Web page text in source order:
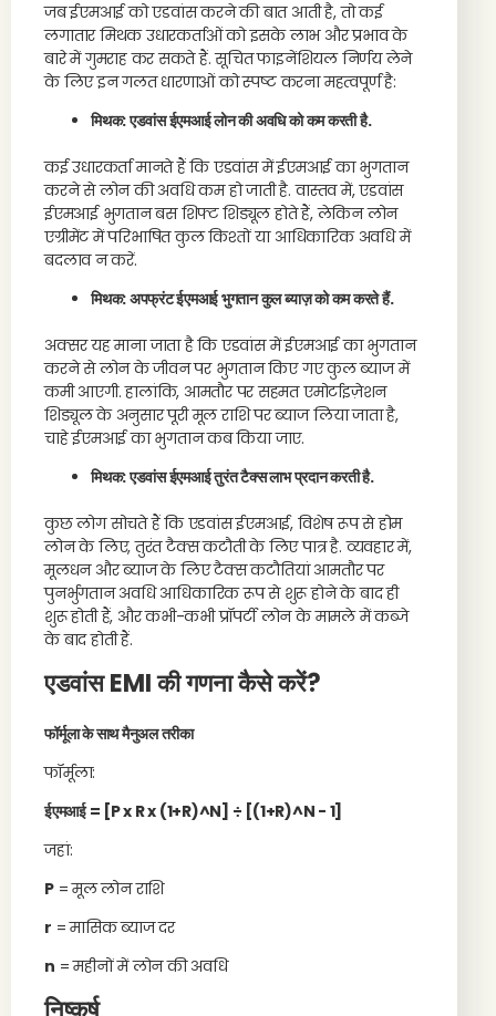
जब ईएमआई को एडवांस करने की बात आती है, तो कई
लगातार मिथक उधारकर्ताओं को इसके लाभ और प्रभाव के
बारे में गुमराह कर सकते हैं. सूचित फाइनेंशियल निर्णय लेने
के लिए इन गलत धारणाओं को स्पष्ट करना महत्वपूर्ण है:
मिथक: एडवांस ईएमआई लोन की अवधि को कम करती है.
कई उधारकर्ता मानते हैं कि एडवांस में ईएमआई का भुगतान
करने से लोन की अवधि कम हो जाती है. वास्तव में, एडवांस
ईएमआई भुगतान बस शिफ्ट शिड्यूल होते हैं, लेकिन लोन
एग्रीमेंट में परिभाषित कुल किश्तों या आधिकारिक अवधि में
बदलाव न करें.
मिथक: अपफ्रंट ईएमआई भुगतान कुल ब्याज़ को कम करते हैं.
अक्सर यह माना जाता है कि एडवांस में ईएमआई का भुगतान
करने से लोन के जीवन पर भुगतान किए गए कुल ब्याज में
कमी आएगी. हालांकि, आमतौर पर सहमत एमोर्टाइज़ेशन
शिड्यूल के अनुसार पूरी मूल राशि पर ब्याज लिया जाता है,
चाहे ईएमआई का भुगतान कब किया जाए.
मिथक: एडवांस ईएमआई तुरंत टैक्स लाभ प्रदान करती है.
कुछ लोग सोचते हैं कि एडवांस ईएमआई, विशेष रूप से होम
लोन के लिए, तुरंत टैक्स कटौती के लिए पात्र है. व्यवहार में,
मूलधन और ब्याज के लिए टैक्स कटौतियां आमतौर पर
पुनर्भुगतान अवधि आधिकारिक रूप से शुरू होने के बाद ही
शुरू होती हैं, और कभी-कभी प्रॉपर्टी लोन के मामले में कब्जे
के बाद होती हैं.
एडवांस EMI की गणना कैसे करें?
फॉर्मूला के साथ मैनुअल तरीका
फॉर्मूला:
ईएमआई = [P x R x (1+R)^N] ÷ [(1+R)^N - 1]
जहां:
P= मूल लोन राशि
r = मासिक ब्याज दर
n = महीनों में लोन की अवधि